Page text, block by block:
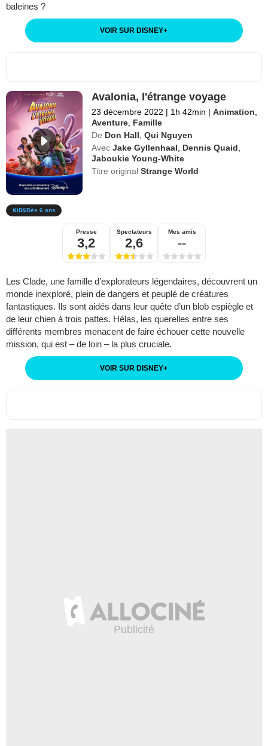
baleines ?
VOIR SUR DISNEY+
Avalonia, l'étrange voyage
23 décembre 2022 | 1h 42min | Animation
Aventure Famille
De Don Hall ,Qui Nguyen
Avec Jake Gyllenhaal Dennis Quaid
Jaboukie Young-White
Titre originalStrange World
Dès 6 ans
Presse
3,2
Spectateurs
2,6
Mes amis
--
Les Clade, une famille d’explorateurs légendaires, découvrent un
monde inexploré, plein de dangers et peuplé de créatures
fantastiques. Ils sont aidés dans leur quête d’un blob espiègle et
de leur chien à trois pattes. Hélas, les querelles entre ses
différents membres menacent de faire échouer cette nouvelle
mission, qui est – de loin – la plus cruciale.
VOIR SUR DISNEY+